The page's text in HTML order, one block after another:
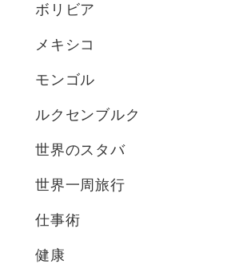
ボリビア
メキシコ
モンゴル
ルクセンブルク
世界のスタバ
世界一周旅行
仕事術
健康